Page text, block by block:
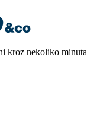
kroz nekoliko minuta